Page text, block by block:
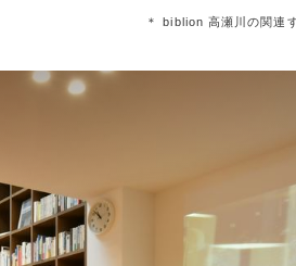
＊ biblion 高瀬川の関連